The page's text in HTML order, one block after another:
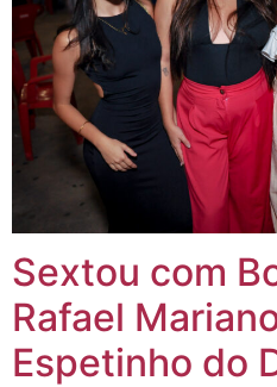
Sextou com
Rafael
Espetinho do